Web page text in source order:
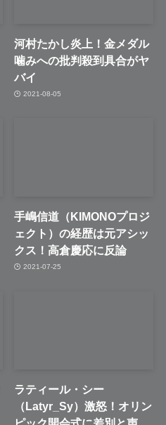
河村たかし炎上！金メダル
噛みへの批判殺到具合がヤ
バイ
2021-08-05
手嶋信道（KIMONOプロジ
ェクト）の経歴は元アシッ
クス！高倉慶応に反論
2021-07-25
ラティール・シー
（Latyr_Sy）激怒！オリン